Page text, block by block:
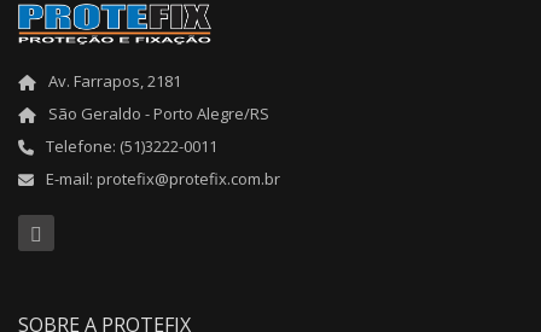
Av. Farrapos, 2181
São Geraldo - Porto Alegre/RS
Telefone: (51)3222-0011
E-mail: protefix@protefix.com.br
SOBRE A PROTEFIX